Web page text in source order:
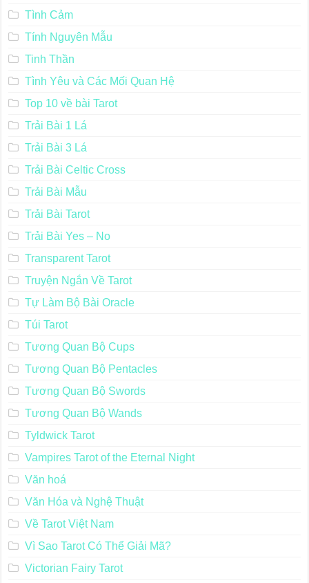
Tình Cảm
Tính Nguyên Mẫu
Tinh Thần
Tình Yêu và Các Mối Quan Hệ
Top 10 về bài Tarot
Trải Bài 1 Lá
Trải Bài 3 Lá
Trải Bài Celtic Cross
Trải Bài Mẫu
Trải Bài Tarot
Trải Bài Yes – No
Transparent Tarot
Truyện Ngắn Về Tarot
Tự Làm Bộ Bài Oracle
Túi Tarot
Tương Quan Bộ Cups
Tương Quan Bộ Pentacles
Tương Quan Bộ Swords
Tương Quan Bộ Wands
Tyldwick Tarot
Vampires Tarot of the Eternal Night
Văn hoá
Văn Hóa và Nghệ Thuật
Về Tarot Việt Nam
Vì Sao Tarot Có Thể Giải Mã?
Victorian Fairy Tarot